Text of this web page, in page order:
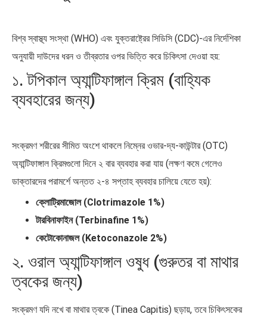
বিশ্ব স্বাস্থ্য সংস্থা (WHO) এবং যুক্তরাষ্ট্রের সিডিসি (CDC)-এর নির্দেশিকা
অনুযায়ী দাউদের ধরন ও তীব্রতার ওপর ভিত্তি করে চিকিৎসা দেওয়া হয়:
১. টপিকাল অ্যান্টিফাঙ্গাল ক্রিম (বাহ্যিক
ব্যবহারের জন্য)
সংক্রমণ শরীরের সীমিত অংশে থাকলে নিম্নের ওভার-দ্য-কাউন্টার (OTC)
অ্যান্টিফাঙ্গাল ক্রিমগুলো দিনে ২ বার ব্যবহার করা যায় (লক্ষণ কমে গেলেও
ডাক্তারদের পরামর্শে অন্তত ২-৪ সপ্তাহ ব্যবহার চালিয়ে যেতে হয়):
ক্লোট্রিমাজোল (Clotrimazole 1%)
টারবিনাফাইন (Terbinafine 1%)
কেটোকোনাজল (Ketoconazole 2%)
২. ওরাল অ্যান্টিফাঙ্গাল ওষুধ (গুরুতর বা মাথার
ত্বকের জন্য)
সংক্রমণ যদি নখে বা মাথার ত্বকে (Tinea Capitis) ছড়ায়, তবে চিকিৎসকের